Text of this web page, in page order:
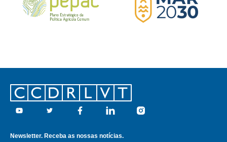
Footer
Youtube Twitter Facebook Linkedin Instagram
Newsletter. Receba as nossas notícias.